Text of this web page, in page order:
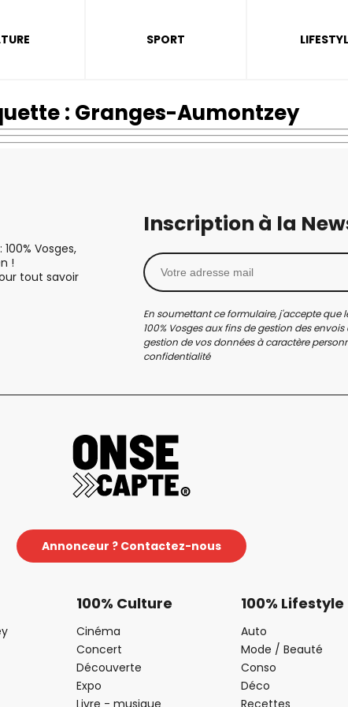
SPORT
: Granges-Aumontzey
Vosges,
!
tout savoir
Inscription à la
En soumettant ce formulaire, j'accepte que
100% Vosges aux fins de gestion des
gestion de vos données à caractère
confidentialité
Annonceur ? Contactez-nous
100% Culture
Cinéma
Concert
Découverte
Expo
Livre - musique
100% Lifestyle
Auto
Mode / Beauté
Conso
Déco
Recettes